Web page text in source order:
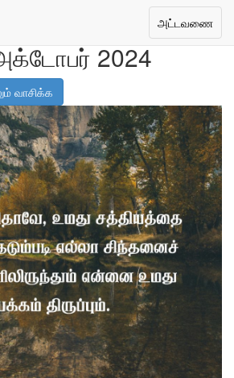
Toggle
navigation
அட்டவணை
2024
வாசிக்க